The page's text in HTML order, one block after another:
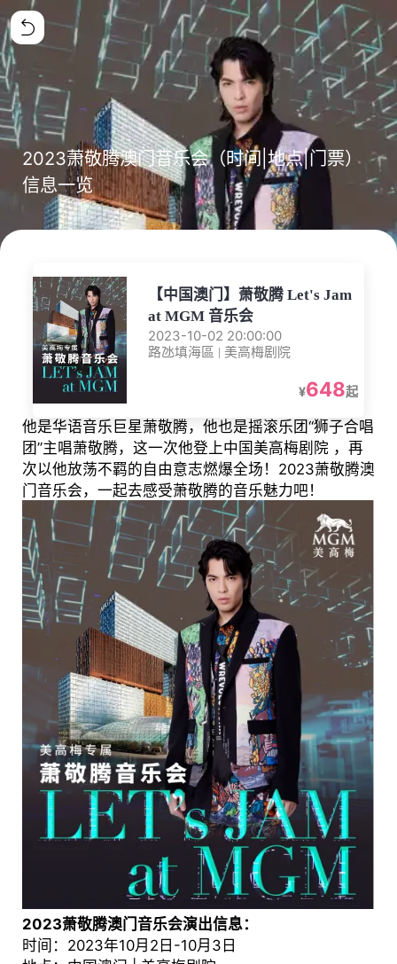
2023萧敬腾澳门音乐会（时间|地点|门票）
信息一览
【中国澳门】萧敬腾 Let's Jam
at MGM 音乐会
2023-10-02 20:00:00
路氹填海區 | 美高梅剧院
¥648起
他是华语音乐巨星萧敬腾，他也是摇滚乐团“狮子合唱
团”主唱萧敬腾，这一次他登上中国美高梅剧院 ，再
次以他放荡不羁的自由意志燃爆全场！2023萧敬腾澳
门音乐会，一起去感受萧敬腾的音乐魅力吧！
2023萧敬腾澳门音乐会演出信息：
时间：2023年10月2日-10月3日